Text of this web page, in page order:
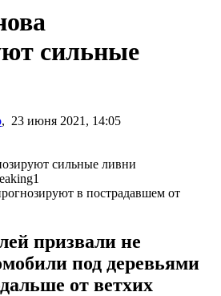
сильные
, 23 июня 2021, 14:05
в пострадавшем от
призвали не
под деревьями
от ветхих